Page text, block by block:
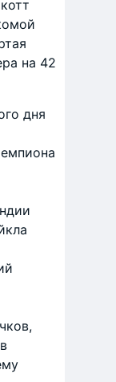
на 42
дня